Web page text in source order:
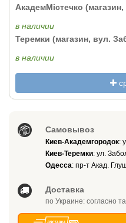
АкадемМістечко
в наличии
Теремки (магазин, вул.
в наличии
Самовывоз
Киев-Академгородок:
Киев-Теремки: ул.
Одесса: пр-т Акад.
Доставка
по Украине: согласно